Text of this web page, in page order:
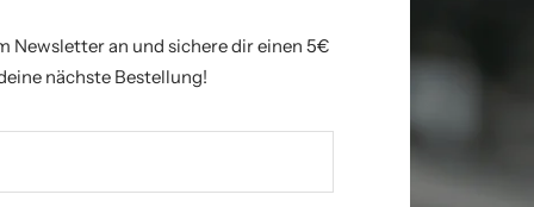
Newsletter an und sichere dir einen 5€
nächste Bestellung!